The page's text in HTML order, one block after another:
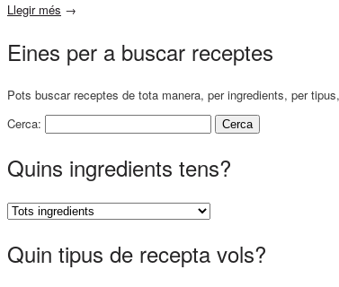
Llegir més →
Eines per a buscar receptes
Pots buscar receptes de tota manera, per ingredients, per
Cerca:
Quins ingredients tens?
Quin tipus de recepta vols?